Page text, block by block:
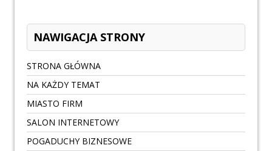
NAWIGACJA STRONY
STRONA GŁÓWNA
NA KAŻDY TEMAT
MIASTO FIRM
SALON INTERNETOWY
POGADUCHY BIZNESOWE